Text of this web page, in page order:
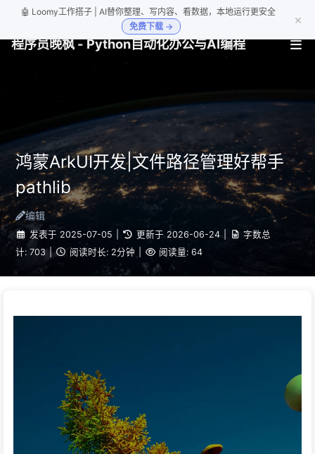
🤖 Loomy工作搭子 | AI替你整理、写内容、看数据，本地运行更安全
免费下载 →
×
程序员晚枫 - Python自动化办公与AI编程
鸿蒙ArkUI开发|文件路径管理好帮手
pathlib
编辑
发表于 2025-07-05 更新于 2026-06-24
字数总
计: 703 | 阅读时长: 2分钟 阅读量: 64